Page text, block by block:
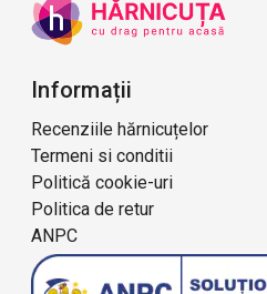
Informații
Recenziile hărnicuțelor
Termeni si conditii
Politică cookie-uri
Politica de retur
ANPC